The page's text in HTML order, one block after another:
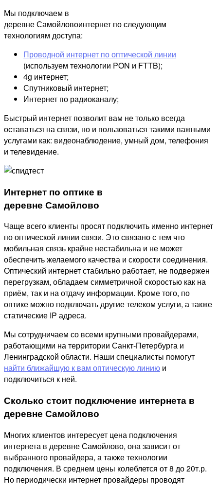
Мы подключаем в
деревне Самойловоинтернет по следующим
технологиям доступа:
Проводной интернет по оптической линии
(используем технологии PON и FTTB);
4g интернет;
Спутниковый интернет;
Интернет по радиоканалу;
Быстрый интернет позволит вам не только всегда
оставаться на связи, но и пользоваться такими важными
услугами как: видеонаблюдение, умный дом, телефония
и телевидение.
Интернет по оптике в
деревне Самойлово
Чаще всего клиенты просят подключить именно интернет
по оптической линии связи. Это связано с тем что
мобильная связь крайне нестабильна и не может
обеспечить желаемого качества и скорости соединения.
Оптический интернет стабильно работает, не подвержен
перегрузкам, обладаем симметричной скоростью как на
приём, так и на отдачу информации. Кроме того, по
оптике можно подключать другие телеком услуги, а также
статические IP адреса.
Мы сотрудничаем со всеми крупными провайдерами,
работающими на территории Санкт-Петербурга и
Ленинградской области. Наши специалисты помогут
найти ближайшую к вам оптическую линию и
подключиться к ней.
Сколько стоит подключение интернета в
деревне Самойлово
Многих клиентов интересует цена подключения
интернета в деревне Самойлово, она зависит от
выбранного провайдера, а также технологии
подключения. В среднем цены колеблется от 8 до 20т.р.
Но периодически интернет провайдеры проводят